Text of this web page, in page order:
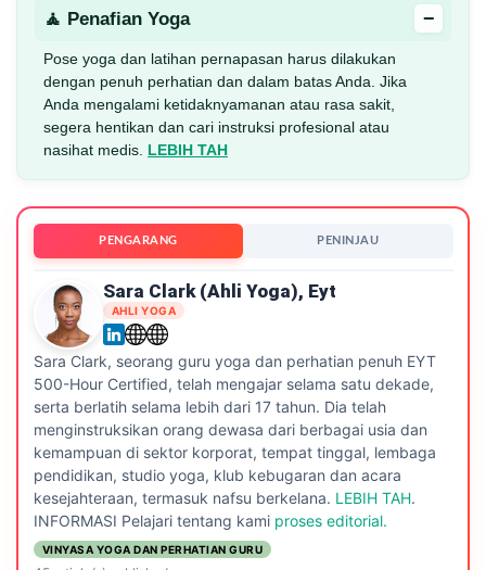
🧘 Penafian Yoga −
Pose yoga dan latihan pernapasan harus dilakukan
dengan penuh perhatian dan dalam batas Anda. Jika
Anda mengalami ketidaknyamanan atau rasa sakit,
segera hentikan dan cari instruksi profesional atau
nasihat medis. LEBIH TAH
PENGARANG PENINJAU
Sara Clark (ahli Yoga), Eyt
AHLI YOGA
Sara Clark, seorang guru yoga dan perhatian penuh EYT
500-Hour Certified, telah mengajar selama satu dekade,
serta berlatih selama lebih dari 17 tahun. Dia telah
menginstruksikan orang dewasa dari berbagai usia dan
kemampuan di sektor korporat, tempat tinggal, lembaga
pendidikan, studio yoga, klub kebugaran dan acara
kesejahteraan, termasuk nafsu berkelana. LEBIH TAH.
INFORMASI Pelajari tentang kami proses editorial.
VINYASA YOGA DAN PERHATIAN GURU